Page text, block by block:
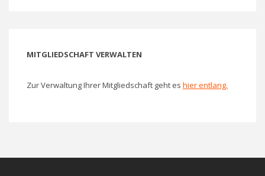
MITGLIEDSCHAFT VERWALTEN
Zur Verwaltung Ihrer Mitgliedschaft geht es hier entlang.